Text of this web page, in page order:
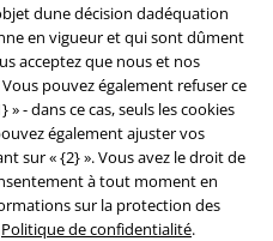
dune décision dadéquation
en vigueur et qui sont dûment
acceptez que nous et nos
pouvez également refuser ce
- dans ce cas, seuls les cookies
également ajuster vos
sur « {2} ». Vous avez le droit de
à tout moment en
sur la protection des
Politique de confidentialité.